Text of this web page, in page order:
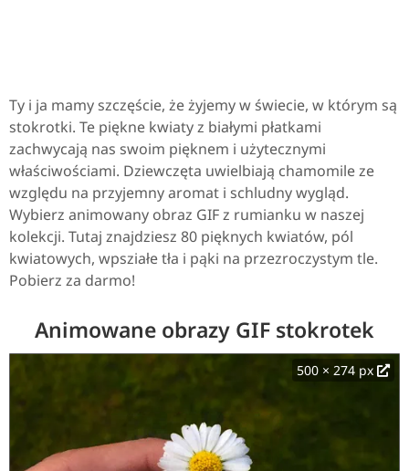
Ty i ja mamy szczęście, że żyjemy w świecie, w którym są
stokrotki. Te piękne kwiaty z białymi płatkami
zachwycają nas swoim pięknem i użytecznymi
właściwościami. Dziewczęta uwielbiają chamomile ze
względu na przyjemny aromat i schludny wygląd.
Wybierz animowany obraz GIF z rumianku w naszej
kolekcji. Tutaj znajdziesz 80 pięknych kwiatów, pól
kwiatowych, wpsziałe tła i pąki na przezroczystym tle.
Pobierz za darmo!
Animowane obrazy GIF stokrotek
500 × 274 px